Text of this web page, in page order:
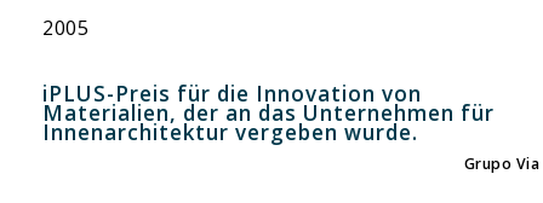
2005
iPLUS-Preis für die Innovation von
Materialien, der an das Unternehmen für
Innenarchitektur vergeben wurde.
Grupo Via